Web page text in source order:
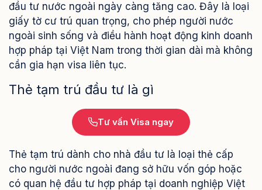
đầu tư nước ngoài ngày càng tăng cao. Đây là loại
giấy tờ cư trú quan trọng, cho phép người nước
ngoài sinh sống và điều hành hoạt động kinh doanh
hợp pháp tại Việt Nam trong thời gian dài mà không
cần gia hạn visa liên tục.
Thẻ tạm trú đầu tư là gì
Tư vấn Visa ngay
Thẻ tạm trú dành cho nhà đầu tư là loại thẻ cấp
cho người nước ngoài đang sở hữu vốn góp hoặc
có quan hệ đầu tư hợp pháp tại doanh nghiệp Việt